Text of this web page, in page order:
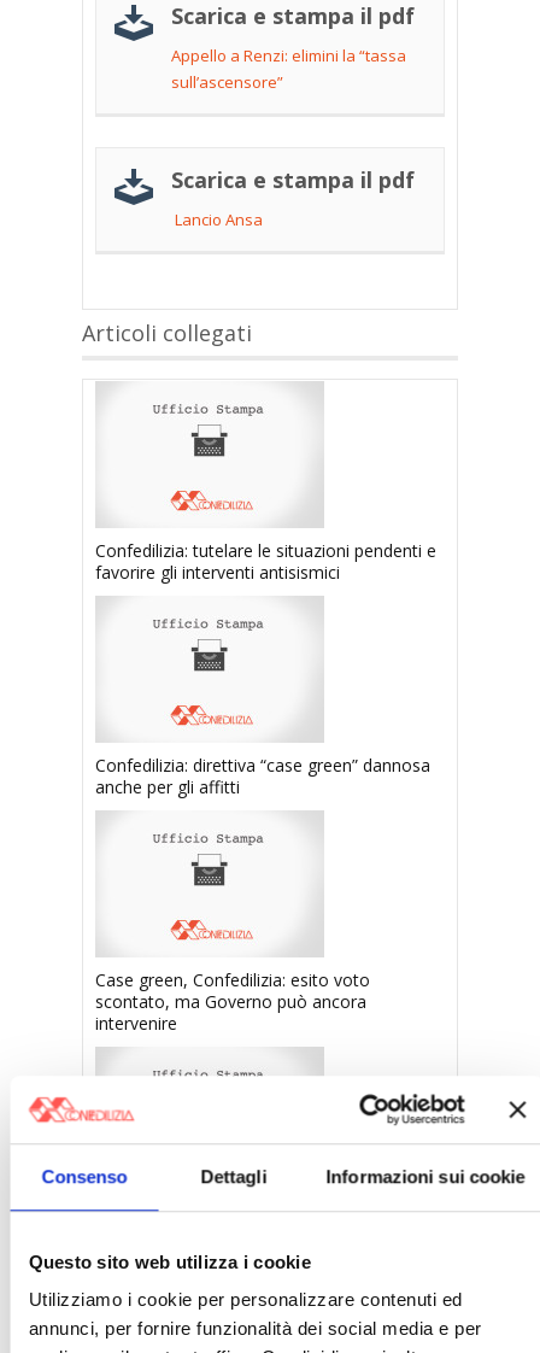
Consenso Dettagli Informazioni sui cookie
Questo sito web utilizza i cookie
Utilizziamo i cookie per personalizzare contenuti ed
annunci, per fornire funzionalità dei social media e per
Scarica e stampa il pdf
Appello a Renzi: elimini la “tassa
sull’ascensore”
Scarica e stampa il pdf
Lancio Ansa
Articoli collegati
Confedilizia: tutelare le situazioni pendenti e
favorire gli interventi antisismici
Confedilizia: direttiva “case green” dannosa
anche per gli affitti
Case green, Confedilizia: esito voto
scontato, ma Governo può ancora
intervenire
Confedilizia, incontro con il Viceministro Leo
〉 Notizie